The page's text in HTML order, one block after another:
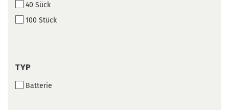
40 Sück
100 Stück
TYP
TYP
Batterie